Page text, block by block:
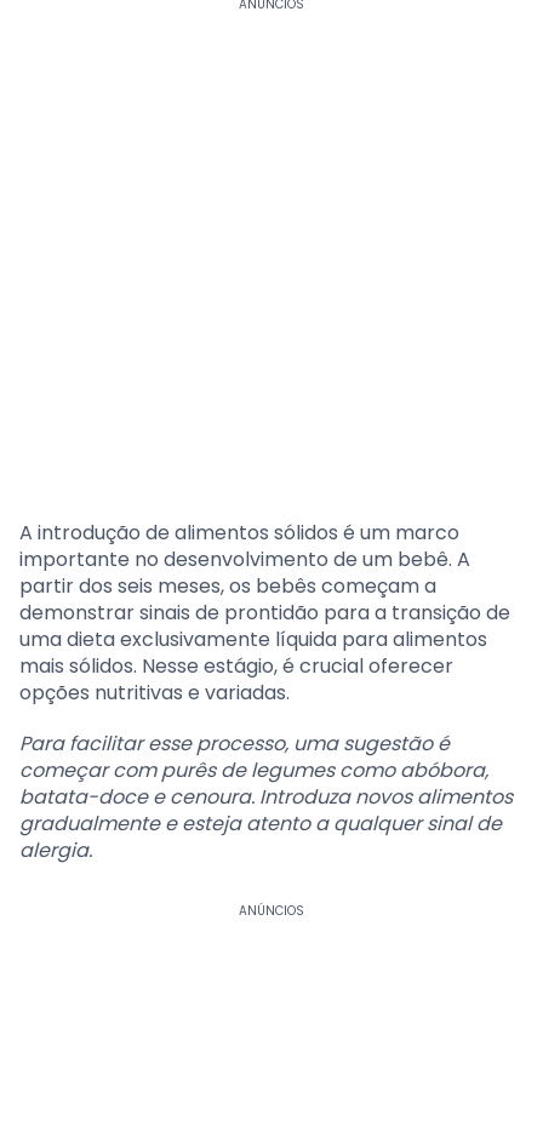
ANÚNCIOS
A introdução de alimentos sólidos é um marco
importante no desenvolvimento de um bebê. A
partir dos seis meses, os bebês começam a
demonstrar sinais de prontidão para a transição de
uma dieta exclusivamente líquida para alimentos
mais sólidos. Nesse estágio, é crucial oferecer
opções nutritivas e variadas.
Para facilitar esse processo, uma sugestão é
começar com purês de legumes como abóbora,
batata-doce e cenoura. Introduza novos alimentos
gradualmente e esteja atento a qualquer sinal de
alergia.
ANÚNCIOS